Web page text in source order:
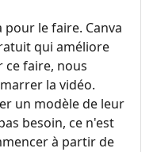
le faire. Canva
qui améliore
ce faire, nous
la vidéo.
un modèle de leur
besoin, ce n'est
à partir de